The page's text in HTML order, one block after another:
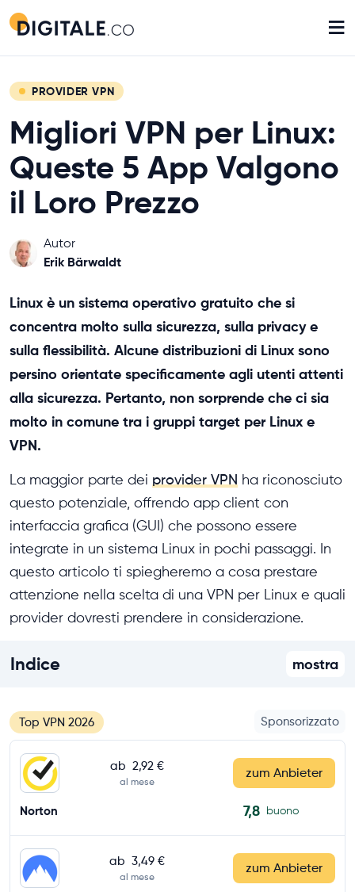
≡
PROVIDER VPN
Migliori VPN per Linux:
Queste 5 App Valgono
il Loro Prezzo
Autor
Erik Bärwaldt
Linux è un sistema operativo gratuito che si
concentra molto sulla sicurezza, sulla privacy e
sulla flessibilità. Alcune distribuzioni di Linux sono
persino orientate specificamente agli utenti attenti
alla sicurezza. Pertanto, non sorprende che ci sia
molto in comune tra i gruppi target per Linux e
VPN.
La maggior parte dei provider VPN ha riconosciuto
questo potenziale, offrendo app client con
interfaccia grafica (GUI) che possono essere
integrate in un sistema Linux in pochi passaggi. In
questo articolo ti spiegheremo a cosa prestare
attenzione nella scelta di una VPN per Linux e quali
provider dovresti prendere in considerazione.
Indice mostra
Top VPN 2026 Sponsorizzato
ab 2,92 €
al mese
zum Anbieter
Norton 7,8 buono
ab 3,49 €
al mese
zum Anbieter